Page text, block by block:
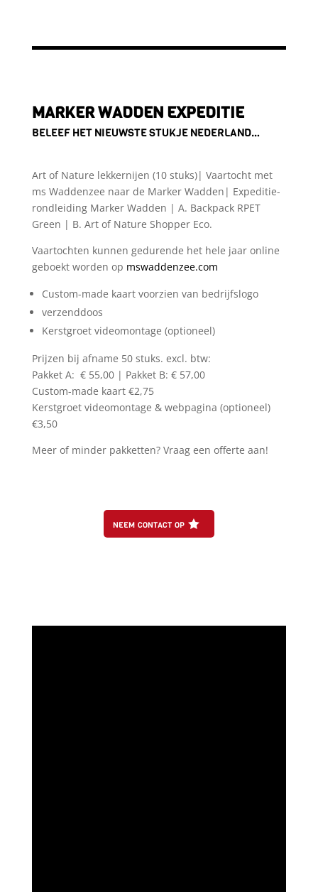
MARKER WADDEN EXPEDITIE
BELEEF HET NIEUWSTE STUKJE NEDERLAND…
Art of Nature lekkernijen (10 stuks)| Vaartocht met
ms Waddenzee naar de Marker Wadden| Expeditie-
rondleiding Marker Wadden | A. Backpack RPET
Green | B. Art of Nature Shopper Eco.
Vaartochten kunnen gedurende het hele jaar online
geboekt worden op mswaddenzee.com
Custom-made kaart voorzien van bedrijfslogo
verzenddoos
Kerstgroet videomontage (optioneel)
Prijzen bij afname 50 stuks. excl. btw:
Pakket A: € 55,00 | Pakket B: € 57,00
Custom-made kaart €2,75
Kerstgroet videomontage & webpagina (optioneel)
€3,50
Meer of minder pakketten? Vraag een offerte aan!
neem contact op